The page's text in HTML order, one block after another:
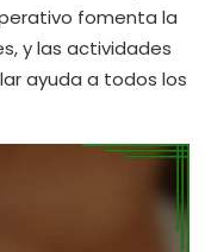
fomenta la
y las actividades
ayuda a todos los